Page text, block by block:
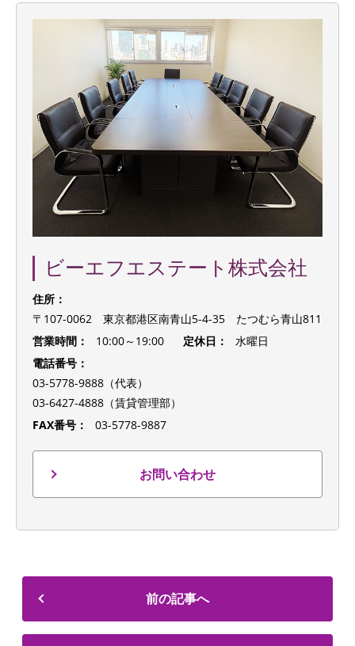
ビーエフエステート株式会社
住所：
〒107-0062 東京都港区南青山5-4-35 たつむら青山811
営業時間：
10:00～19:00 定休日：
水曜日
電話番号：
03-5778-9888（代表）
03-6427-4888（賃貸管理部）
FAX番号：
03-5778-9887
お問い合わせ
前の記事へ